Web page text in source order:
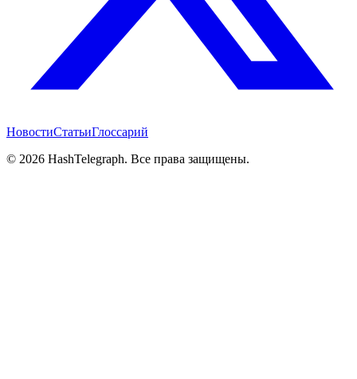
НовостиСтатьиГлоссарий
© 2026 HashTelegraph. Все права защищены.